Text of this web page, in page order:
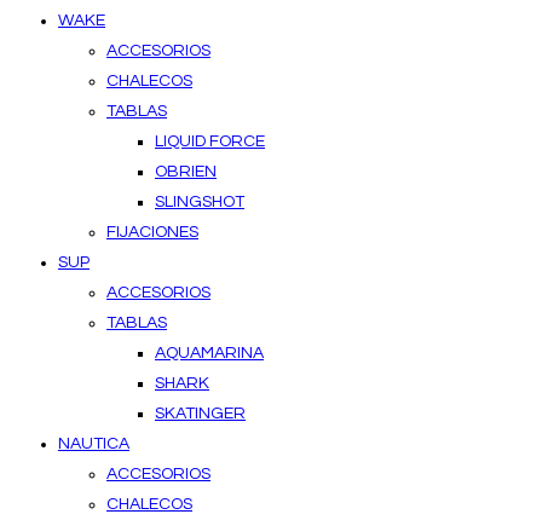
WAKE
ACCESORIOS
CHALECOS
TABLAS
LIQUID FORCE
OBRIEN
SLINGSHOT
FIJACIONES
SUP
ACCESORIOS
TABLAS
AQUAMARINA
SHARK
SKATINGER
NAUTICA
ACCESORIOS
CHALECOS